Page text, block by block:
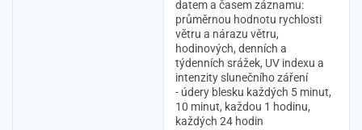
datem a časem záznamu:
průměrnou hodnotu rychlosti
větru a nárazu větru,
hodinových, denních a
týdenních srážek, UV indexu a
intenzity slunečního záření
- údery blesku každých 5 minut,
10 minut, každou 1 hodinu,
každých 24 hodin